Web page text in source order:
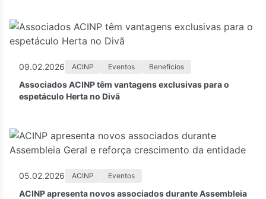
09.02.2026 ACINP Eventos Benefícios
Associados ACINP têm vantagens exclusivas para o
espetáculo Herta no Divã
05.02.2026 ACINP Eventos
ACINP apresenta novos associados durante Assembleia